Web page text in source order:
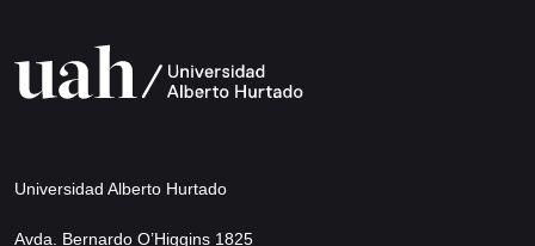
Universidad Alberto Hurtado
Avda. Bernardo O’Higgins 1825